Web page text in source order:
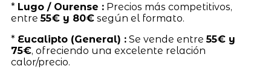
* Lugo / Ourense :Precios más competitivos,
entre55€ y 80€según el formato.
* Eucalipto (General) :Se vende entre55€ y
75€, ofreciendo una excelente relación
calor/precio.